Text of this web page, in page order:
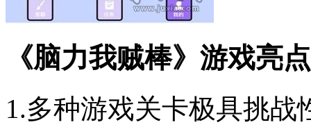
《脑力我贼棒》游戏亮
1.多种游戏关卡极具挑